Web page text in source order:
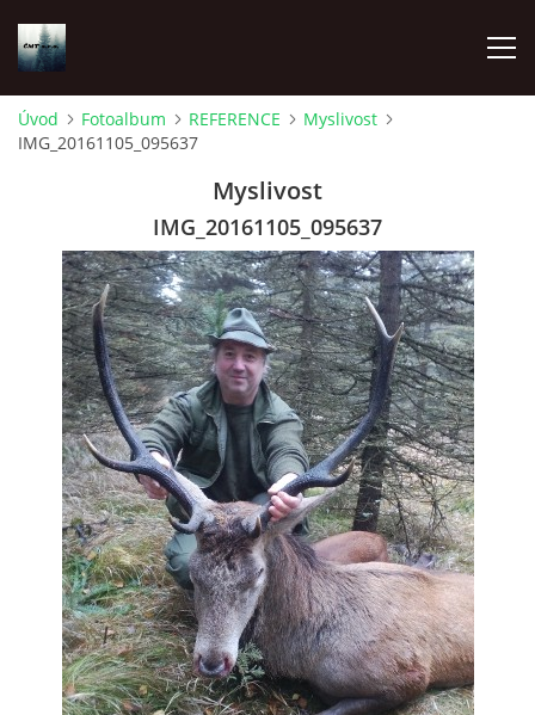
ÚVOD
FOTOALBUM
DOKUMENTY
MYSLIVOST
ODKAZY A EXTERNÍ PUBLIKACE
ÚDAJE O SPOLEČNOSTI
KONTAKTY
Úvod Fotoalbum REFERENCE
Myslivost
IMG_20161105_095637
Myslivost
IMG_20161105_095637